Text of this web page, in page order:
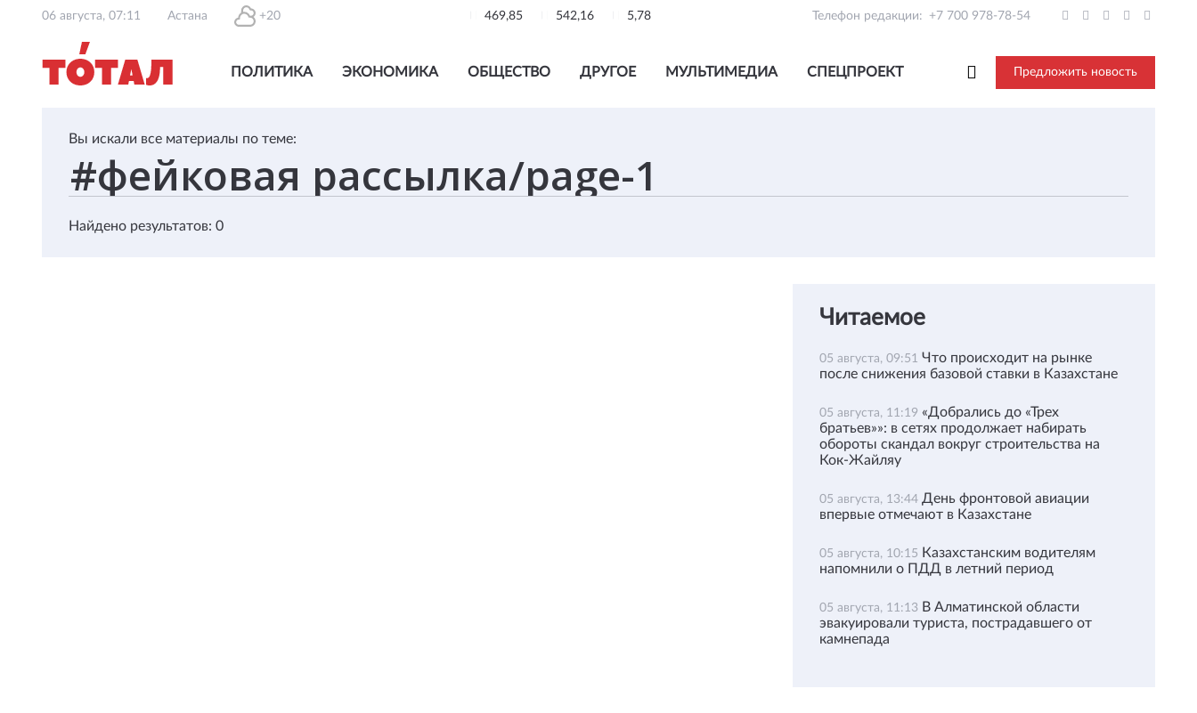
06 августа, 07:11 Астана +20 469,85 542,16 5,78 Телефон редакции: +7 700 978-78-54
ПОЛИТИКА ЭКОНОМИКА ОБЩЕСТВО ДРУГОЕ МУЛЬТИМЕДИА СПЕЦПРОЕКТ Предложить новость
Вы искали все материалы по теме:
Найдено результатов: 0
Читаемое
05 августа, 09:51 Что происходит на рынке
после снижения базовой ставки в Казахстане
05 августа, 11:19 «Добрались до «Трех
братьев»»: в сетях продолжает набирать
обороты скандал вокруг строительства на
Кок-Жайляу
05 августа, 13:44 День фронтовой авиации
впервые отмечают в Казахстане
05 августа, 10:15 Казахстанским водителям
напомнили о ПДД в летний период
05 августа, 11:13 В Алматинской области
эвакуировали туриста, пострадавшего от
камнепада